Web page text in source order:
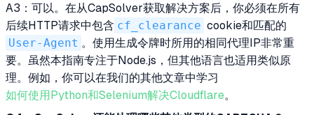
A3：可以。在从CapSolver获取解决方案后，你必须在所有
后续HTTP请求中包含 cf_clearance cookie和匹配的
User-Agent 。使用生成令牌时所用的相同代理IP非常重
要。虽然本指南专注于Node.js，但其他语言也适用类似原
理。例如，你可以在我们的其他文章中学习
如何使用Python和Selenium解决Cloudflare。